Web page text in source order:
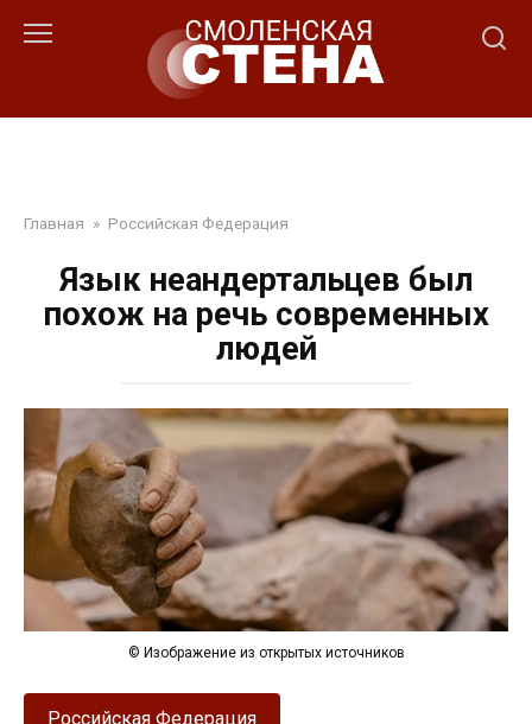
Главная » Российская Федерация
Язык неандертальцев был
похож на речь современных
людей
© Изображение из открытых источников
Российская Федерация